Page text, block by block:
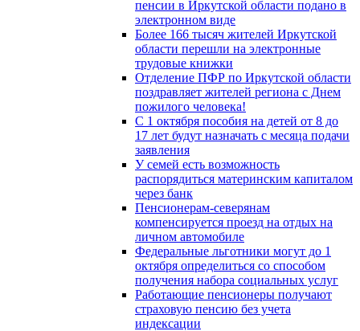
пенсии в Иркутской области подано в
электронном виде
Более 166 тысяч жителей Иркутской
области перешли на электронные
трудовые книжки
Отделение ПФР по Иркутской области
поздравляет жителей региона с Днем
пожилого человека!
С 1 октября пособия на детей от 8 до
17 лет будут назначать с месяца подачи
заявления
У семей есть возможность
распорядиться материнским капиталом
через банк
Пенсионерам-северянам
компенсируется проезд на отдых на
личном автомобиле
Федеральные льготники могут до 1
октября определиться со способом
получения набора социальных услуг
Работающие пенсионеры получают
страховую пенсию без учета
индексации